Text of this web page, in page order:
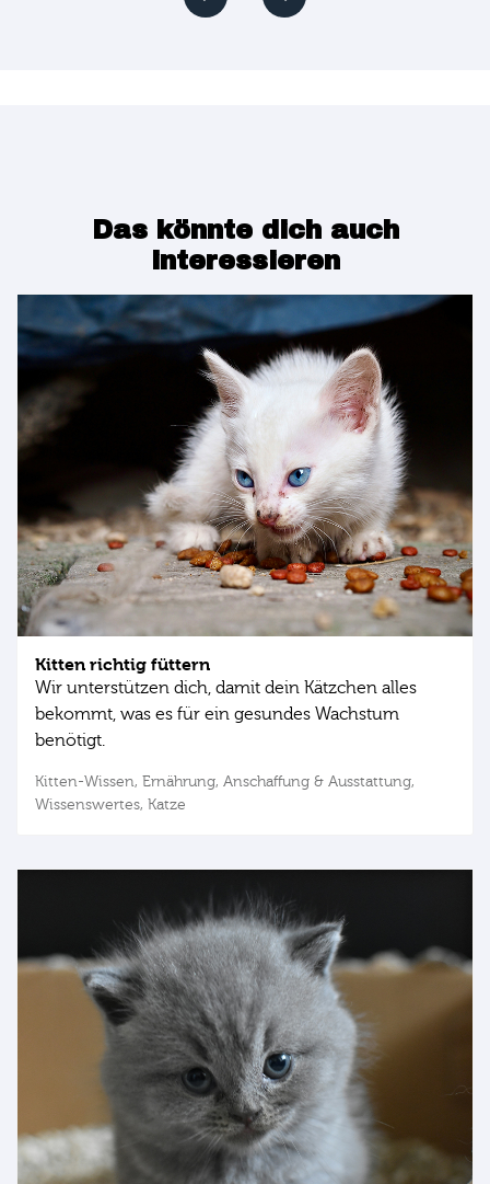
Das könnte dich auch
interessieren
Kitten richtig füttern
Wir unterstützen dich, damit dein Kätzchen alles
bekommt, was es für ein gesundes Wachstum
benötigt.
Kitten-Wissen, Ernährung, Anschaffung & Ausstattung,
Wissenswertes, Katze